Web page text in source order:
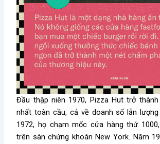
Đầu thập niên 1970, Pizza Hut trở
nhất toàn cầu, cả về doanh số lẫn lượng
1972, họ chạm mốc cửa hàng thứ
trên sàn chứng khoán New York. Năm